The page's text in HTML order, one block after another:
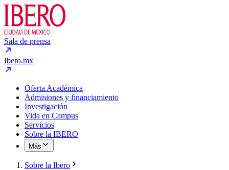
Sala de prensa
Ibero.mx
Oferta Académica
Admisiones y financiamiento
Investigación
Vida en Campus
Servicios
Sobre la IBERO
Más
Sobre la Ibero